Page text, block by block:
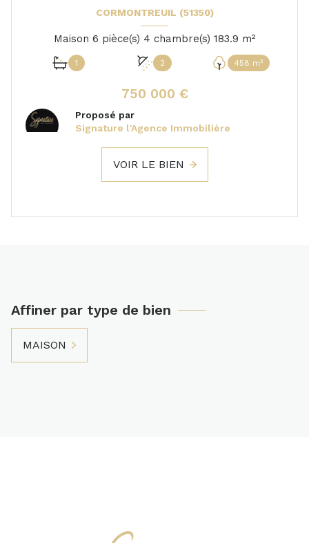
CORMONTREUIL (51350)
Maison 6 pièce(s) 4 chambre(s) 183.9 m²
1 2 458 m²
750 000 €
Proposé par
Signature l'Agence Immobilière
VOIR LE BIEN
Affiner par type de bien
MAISON